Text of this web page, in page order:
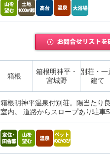
箱根
箱根明神平・
宮城野
別荘・一
建て
箱根明神平温泉付別荘。陽当たり
室内。 道路からスロープあり駐車5